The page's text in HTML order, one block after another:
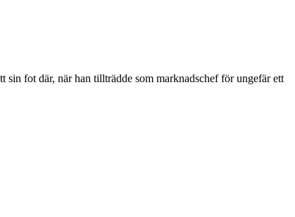
fot där, när han tillträdde som marknadschef för ungefär ett